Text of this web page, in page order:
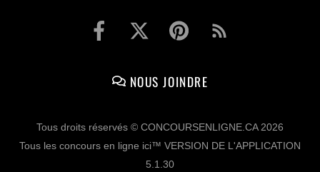
NOUS JOINDRE
Tous droits réservés © CONCOURSENLIGNE.CA 2026
Tous les concours en ligne ici™ VERSION DE L'APPLICATION
5.1.30